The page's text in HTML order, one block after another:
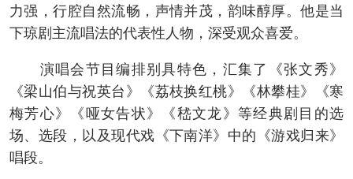
力强，行腔自然流畅，声情并茂，韵味醇厚。他是当
下琼剧主流唱法的代表性人物，深受观众喜爱。
演唱会节目编排别具特色，汇集了《张文秀》
《梁山伯与祝英台》《荔枝换红桃》《林攀桂》《寒
梅芳心》《哑女告状》《嵇文龙》等经典剧目的选
场、选段，以及现代戏《下南洋》中的《游戏归来》
唱段。